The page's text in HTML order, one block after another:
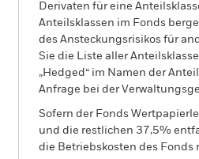
Derivaten für eine
Anteilsklassen im Fonds
des Ansteckungsrisikos für
Sie die Liste aller
„Hedged“ im Namen der
Anfrage bei der
Sofern der Fonds
und die restlichen 37,5%
die Betriebskosten des